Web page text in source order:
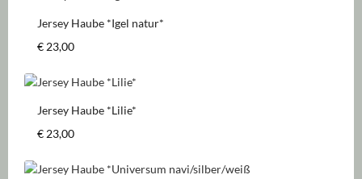
Jersey Haube *Igel natur*
Regulärer Preis:
€ 23,00
Jersey Haube *Lilie*
Regulärer Preis:
€ 23,00